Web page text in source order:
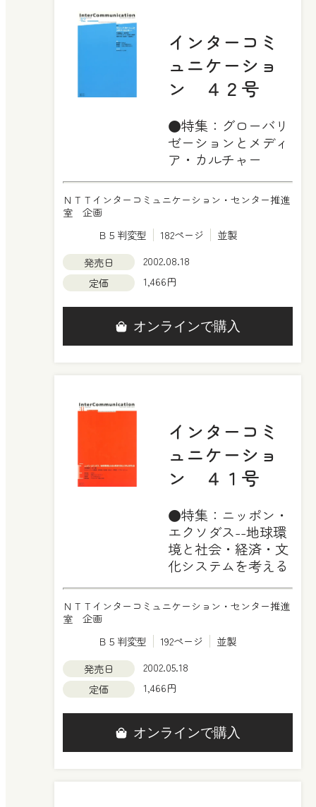
インターコミ
ュニケーショ
ン ４２号
●特集：グローバリ
ゼーションとメディ
ア・カルチャー
ＮＴＴインターコミュニケーション・センター推進
室 企画
Ｂ５判変型
182ページ
並製
発売日
2002.08.18
定価
1,466円
オンラインで購入
インターコミ
ュニケーショ
ン ４１号
●特集：ニッポン・
エクソダス--地球環
境と社会・経済・文
化システムを考える
ＮＴＴインターコミュニケーション・センター推進
室 企画
Ｂ５判変型
192ページ
並製
発売日
2002.05.18
定価
1,466円
オンラインで購入